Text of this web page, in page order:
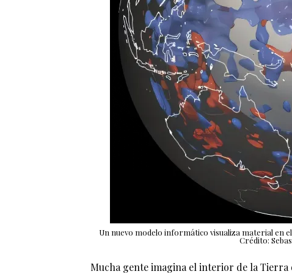
Un nuevo modelo informático visualiza material en
Crédito:
Mucha gente imagina el interior de la Tierra